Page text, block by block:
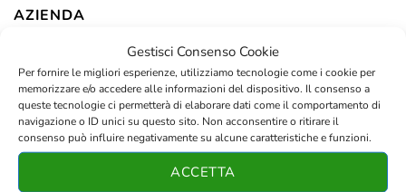
Gestisci Consenso Cookie
Per fornire le migliori esperienze, utilizziamo tecnologie come i cookie per
memorizzare e/o accedere alle informazioni del dispositivo. Il consenso a
queste tecnologie ci permetterà di elaborare dati come il comportamento di
navigazione o ID unici su questo sito. Non acconsentire o ritirare il
consenso può influire negativamente su alcune caratteristiche e funzioni.
ACCETTA
AZIENDA
Contatti
Resi e rimborsi
Chi siamo